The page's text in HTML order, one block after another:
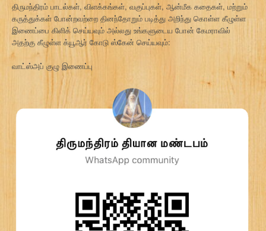
திருமந்திரம் பாடல்கள், விளக்கங்கள், வகுப்புகள், ஆன்மீக கதைகள், மற்றும்
கருத்துக்கள் போன்றவற்றை தினந்தோறும் படித்து அறிந்து கொள்ள கீழுள்ள
இணைப்பை கிளிக் செய்யவும் அல்லது உங்களுடைய போன் கேமராவில்
அதற்கு கீழுள்ள க்யூஆர் கோடு ஸ்கேன் செய்யவும்:
வாட்ஸ்அப் குழு இணைப்பு